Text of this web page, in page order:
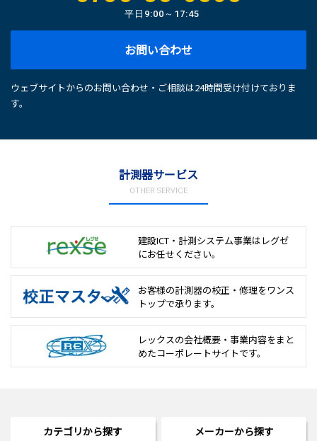
平日 9:00～17:45
お問い合わせ
ウェブサイトからのお問い合わせ・ご相談は24時間受け付けておりま
す。
計測器サービス
OTHER SERVICE
建設ICT・計測システム事業は レグゼ
にお任せください。
お客様の計測器の校正・修理をワンス
トップで承ります。
レックスの会社概要・事業内容をまと
めたコーポレートサイトです。
カテゴリから探す メーカーから探す